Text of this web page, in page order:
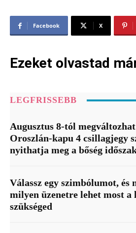
Facebook X
Ezeket olvastad
LEGFRISSEBB
Augusztus 8-tól
Oroszlán-kapu 4 csillagjegy
nyithatja meg a bőség
Válassz egy szimbólumot, és
milyen üzenetre lehet most a
szükséged